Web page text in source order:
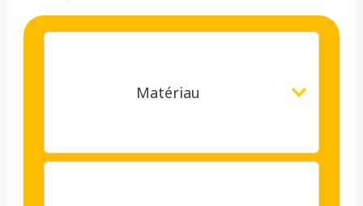
Matériau